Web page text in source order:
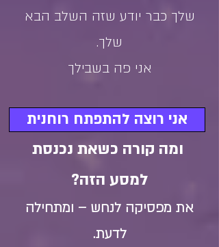
שלך כבר יודע שזה השלב הבא
שלך.
אני פה בשבילך
ומה קורה כשאת נכנסת
למסע הזה?
את מפסיקה לנחש – ומתחילה
לדעת.
אני רוצה להתפתח רוחנית